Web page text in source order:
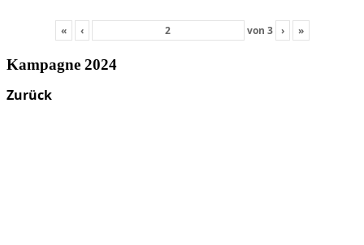
« ‹ von 3 › »
Kampagne 2024
Zurück